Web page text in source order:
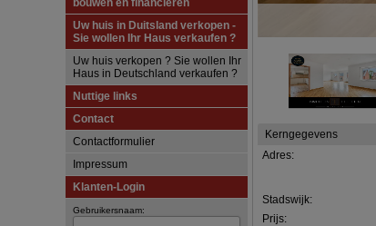
bouwen en financieren
Uw huis in Duitsland verkopen -
Sie wollen Ihr Haus verkaufen ?
Uw huis verkopen ? Sie wollen Ihr
Haus in Deutschland verkaufen ?
Nuttige links
Contact
Contactformulier
Impressum
Klanten-Login
Gebruikersnaam:
Kerngegevens
Adres:
Stadswijk:
Prijs: